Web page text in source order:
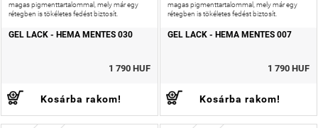
magas pigmenttartalommal, mely már egy
rétegben is tökéletes fedést biztosít.
GEL LACK - HEMA MENTES 030
1 790 HUF
Kosárba rakom!
magas pigmenttartalommal, mely már egy
rétegben is tökéletes fedést biztosít.
GEL LACK - HEMA MENTES 007
1 790 HUF
Kosárba rakom!